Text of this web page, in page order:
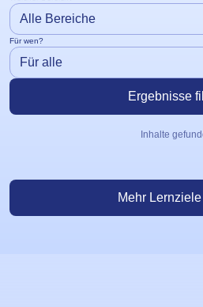
Für wen?
Ergebnisse
Inhalte
Mehr